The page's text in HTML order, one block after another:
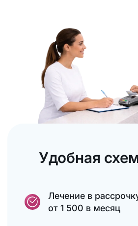
Удобная
Лечение в
от 1 500 в месяц